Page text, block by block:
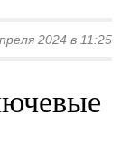
2024 в 11:25